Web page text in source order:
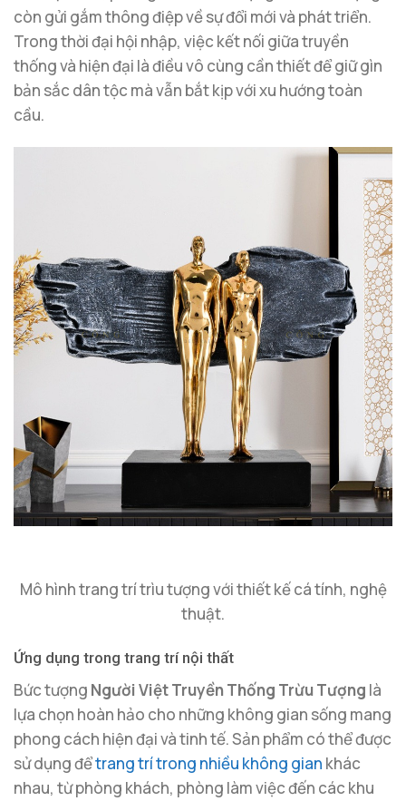
còn gửi gắm thông điệp về sự đổi mới và phát triển.
Trong thời đại hội nhập, việc kết nối giữa truyền
thống và hiện đại là điều vô cùng cần thiết để giữ gìn
bản sắc dân tộc mà vẫn bắt kịp với xu hướng toàn
cầu.
Mô hình trang trí trìu tượng với thiết kế cá tính, nghệ
thuật.
Ứng dụng trong trang trí nội thất
Bức tượng Người Việt Truyền Thống Trừu Tượng là
lựa chọn hoàn hảo cho những không gian sống mang
phong cách hiện đại và tinh tế. Sản phẩm có thể được
sử dụng đểtrang trí trong nhiều không gian khác
nhau, từ phòng khách, phòng làm việc đến các khu